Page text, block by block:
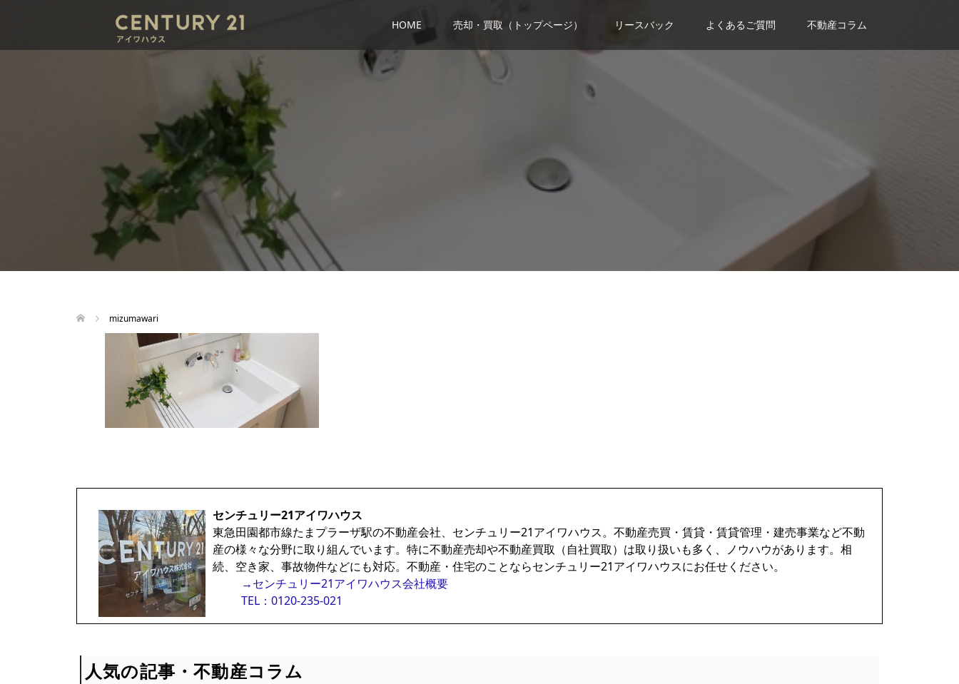
HOME 売却・買取（トップページ） リースバック よくあるご質問 不動産コラム
mizumawari
センチュリー21アイワハウス
東急田園都市線たまプラーザ駅の不動産会社、センチュリー21アイワハウス。不動産売買・賃貸・賃貸管理・建売事業など不動
産の様々な分野に取り組んでいます。特に不動産売却や不動産買取（自社買取）は取り扱いも多く、ノウハウがあります。相
続、空き家、事故物件などにも対応。不動産・住宅のことならセンチュリー21アイワハウスにお任せください。
→センチュリー21アイワハウス会社概要
TEL：0120-235-021
人気の記事・不動産コラム